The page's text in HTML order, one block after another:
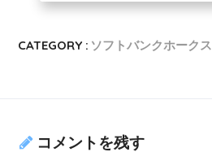
CATEGORY : ソフトバンクホークス
コメントを残す